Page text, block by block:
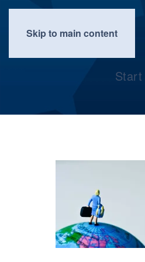
Skip to main content
Start